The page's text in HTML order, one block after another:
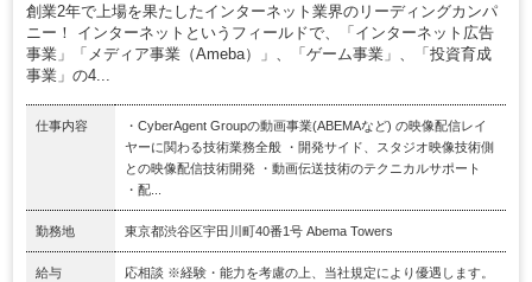
創業2年で上場を果たしたインターネット業界のリーディングカンパ
ニー！ インターネットというフィールドで、「インターネット広告
事業」「メディア事業（Ameba）」、「ゲーム事業」、「投資育成
事業」の4...
仕事内容
・CyberAgent Groupの動画事業(ABEMAなど) の映像配信レイ
ヤーに関わる技術業務全般 ・開発サイド、スタジオ映像技術側
との映像配信技術開発 ・動画伝送技術のテクニカルサポート
・配...
勤務地 東京都渋谷区宇田川町40番1号 Abema Towers
給与
応相談 ※経験・能力を考慮の上、当社規定により優遇します。